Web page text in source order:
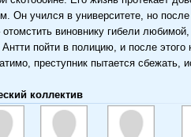
Он учился в университете, но
виновнику гибели
Антти пойти в полицию, и после
преступник пытается сбежать,
коллектив